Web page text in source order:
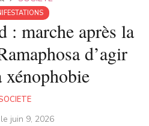
: marche après la
d’agir
xénophobie
juin 9, 2026